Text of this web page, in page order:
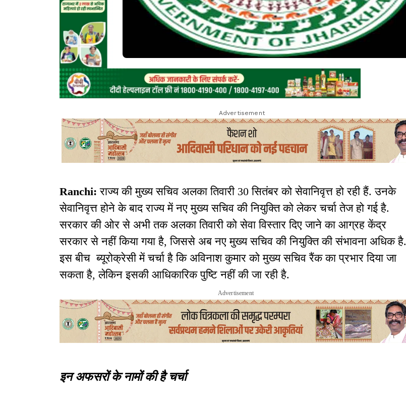
Advertisement
Ranchi:राज्य की मुख्य सचिव अलका तिवारी 30 सितंबर को सेवानिवृत्त हो रही हैं. उनके
सेवानिवृत्त होने के बाद राज्य में नए मुख्य सचिव की नियुक्ति को लेकर चर्चा तेज हो गई है.
सरकार की ओर से अभी तक अलका तिवारी को सेवा विस्तार दिए जाने का आग्रह केंद्र
सरकार से नहीं किया गया है, जिससे अब नए मुख्य सचिव की नियुक्ति की संभावना अधिक है.
इस बीच ब्यूरोक्रेसी में चर्चा है कि अविनाश कुमार को मुख्य सचिव रैंक का प्रभार दिया जा
सकता है, लेकिन इसकी आधिकारिक पुष्टि नहीं की जा रही है.
Advertisement
इन अफसरों के नामों की है चर्चा